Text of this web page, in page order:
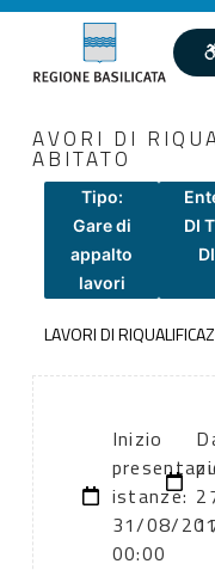
AVORI DI
ABITATO
Tipo:
Gare di
appalto
lavori
DI
LAVORI DI
Inizio
istanze:
31/08/
00:00